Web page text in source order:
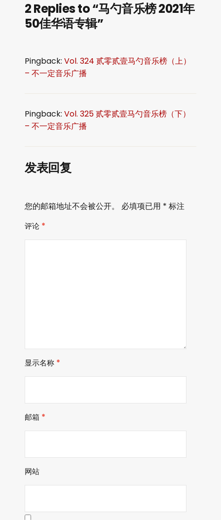
2 Replies to “马勺音乐榜 2021年
50佳华语专辑”
Pingback: Vol. 324 贰零贰壹马勺音乐榜（上）
– 不一定音乐广播
Pingback: Vol. 325 贰零贰壹马勺音乐榜（下）
– 不一定音乐广播
发表回复
您的邮箱地址不会被公开。 必填项已用 * 标注
评论 *
显示名称 *
邮箱 *
网站